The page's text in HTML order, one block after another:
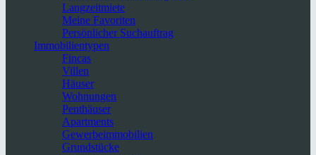
Langzeitmiete
Meine Favoriten
Persönlicher Suchauftrag
Immobilientypen
Fincas
Villen
Häuser
Wohnungen
Penthäuser
Apartments
Gewerbeimmobilien
Grundstücke